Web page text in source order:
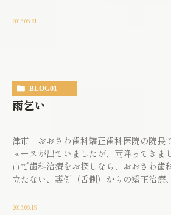
2013.06.21
BLOG01
雨乞い
津市 おおさわ歯科矯正歯科医院の院長
ュースが出ていましたが、雨降ってきま
市で歯科治療をお探しなら、おおさわ歯
立たない、裏側（舌側）からの矯正治
2013.06.19